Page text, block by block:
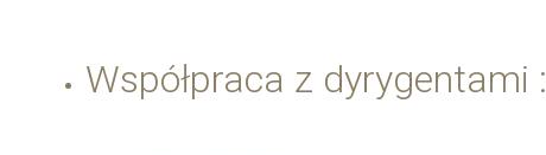
Współpraca z dyrygentami :